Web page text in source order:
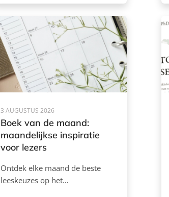
3 AUGUSTUS 2026
Boek van de maand:
maandelijkse inspiratie
voor lezers
Ontdek elke maand de beste
leeskeuzes op het…